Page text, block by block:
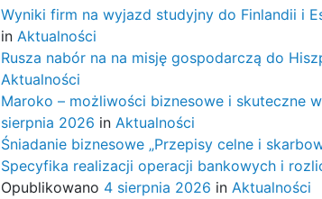
Wyniki firm na wyjazd studyjny do Finlandii i
in Aktualności
Rusza nabór na na misję gospodarczą do
Aktualności
Maroko – możliwości biznesowe i skuteczne
sierpnia 2026 in Aktualności
Śniadanie biznesowe „Przepisy celne i
Specyfika realizacji operacji bankowych i
Opublikowano 4 sierpnia 2026 in Aktualności